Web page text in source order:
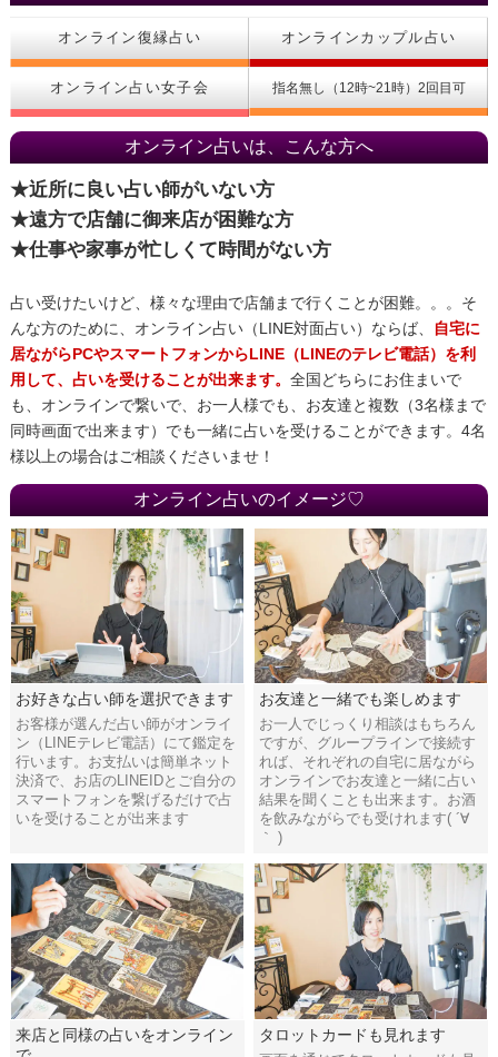
オンライン復縁占い オンラインカップル占い
オンライン占い女子会 指名無し（12時~21時）2回目可
オンライン占いは、こんな方へ
★近所に良い占い師がいない方
★遠方で店舗に御来店が困難な方
★仕事や家事が忙しくて時間がない方
占い受けたいけど、様々な理由で店舗まで行くことが困難。。。そ
んな方のために、オンライン占い（LINE対面占い）ならば、
自宅に
居ながらPCやスマートフォンからLINE（LINEのテレビ電話）を利
用して、占いを受けることが出来ます。 全国どちらにお住まいで
も、オンラインで繋いで、お一人様でも、お友達と複数（3名様まで
同時画面で出来ます）でも一緒に占いを受けることができます。4名
様以上の場合はご相談くださいませ！
オンライン占いのイメージ♡
お好きな占い師を選択できます
お客様が選んだ占い師がオンライ
ン（LINEテレビ電話）にて鑑定を
行います。お支払いは簡単ネット
決済で、お店のLINEIDとご自分の
スマートフォンを繋げるだけで占
いを受けることが出来ます
お友達と一緒でも楽しめます
お一人でじっくり相談はもちろん
ですが、グループラインで接続す
れば、それぞれの自宅に居ながら
オンラインでお友達と一緒に占い
結果を聞くことも出来ます。お酒
を飲みながらでも受けれます( ´∀
｀ )
来店と同様の占いをオンライン
タロットカードも見れます